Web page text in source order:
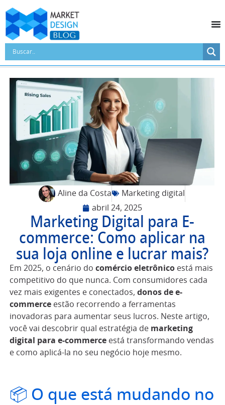
Aline da Costa
Marketing digital
abril 24, 2025
Marketing Digital para E-
commerce: Como aplicar na
sua loja online e lucrar mais?
Em 2025, o cenário do comércio eletrônico está mais
competitivo do que nunca. Com consumidores cada
vez mais exigentes e conectados, donos de e-
commerce estão recorrendo a ferramentas
inovadoras para aumentar seus lucros. Neste artigo,
você vai descobrir qual estratégia de marketing
digital para e-commerce está transformando vendas
e como aplicá-la no seu negócio hoje mesmo.
📦 O que está mudando no